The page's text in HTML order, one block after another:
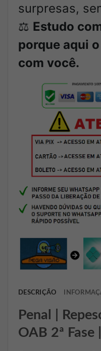
surpresas,
⚖️ Estudo
porque aqui
com você.
DESCRIÇÃO
Penal |
OAB 2ª Fase